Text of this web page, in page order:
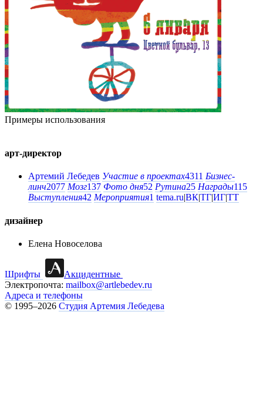
Примеры использования
арт-директор
Артемий Лебедев Участие в проектах4311 Бизнес-
линч2077 Мозг137 Фото дня52 Рутина25 Награды115
Выступления42 Мероприятия1 tema.ru|ВК|ТГ|ИГ|ТТ
дизайнер
Елена Новоселова
Шрифты
Акцидентные
Электропочта: mailbox@artlebedev.ru
Адреса и телефоны
© 1995–2026 Студия Артемия Лебедева